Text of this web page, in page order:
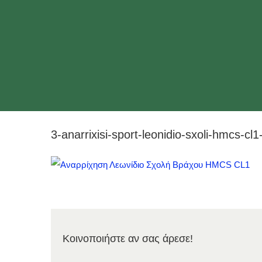
3-anarrixisi-sport-leonidio-sxoli-hmcs-
Κοινοποιήστε αν σας άρεσε!